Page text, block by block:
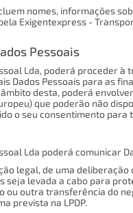
nomes, informações
Exigentexpress -
Pessoais
Lda, poderá proceder
Dados Pessoais para as
desta, poderá
que poderão não
o seu consentimento para
Lda poderá comunicar
legal, de uma deliberação
seja levada a cabo para
ou outra transferência do
prevista na LPDP.